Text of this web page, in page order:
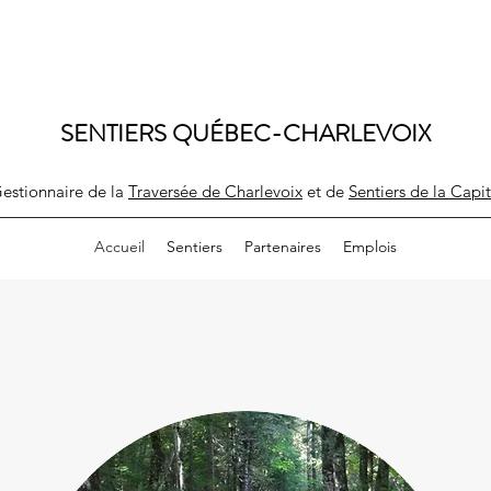
SENTIERS QUÉBEC-CHARLEVOIX
de la Traversée de Charlevoix et de Sentiers de la
Accueil Sentiers Partenaires Emplois